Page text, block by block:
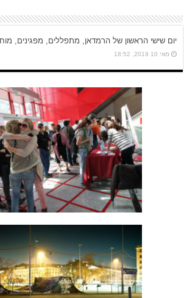
יום שישי הראשון של הרמדאן, מתפללים, מפגינים,
מאי 10 2019, 18:52